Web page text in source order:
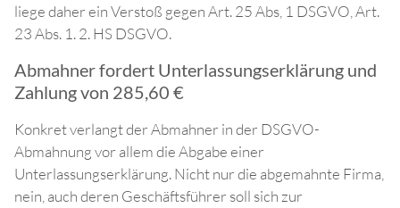
liege daher ein Verstoß gegen Art. 25 Abs, 1 DSGVO, Art.
23 Abs. 1. 2. HS DSGVO.
Abmahner fordert Unterlassungserklärung und
Zahlung von 285,60 €
Konkret verlangt der Abmahner in der DSGVO-
Abmahnung vor allem die Abgabe einer
Unterlassungserklärung. Nicht nur die abgemahnte Firma,
nein, auch deren Geschäftsführer soll sich zur